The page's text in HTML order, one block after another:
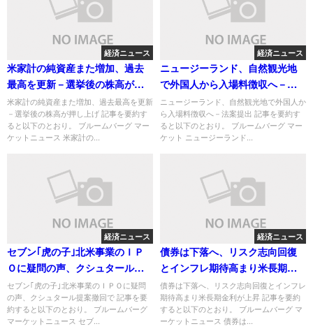
経済ニュース
米家計の純資産また増加、過去
最高を更新－選挙後の株高が押
し上げ
米家計の純資産また増加、過去最高を更新
－選挙後の株高が押し上げ 記事を要約す
ると以下のとおり。 ブルームバーグ マー
ケットニュース 米家計の...
経済ニュース
ニュージーランド、自然観光地
で外国人から入場料徴収へ－法
案提出
ニュージーランド、自然観光地で外国人か
ら入場料徴収へ－法案提出 記事を要約す
ると以下のとおり。 ブルームバーグ マー
ケット ニュージーランド...
経済ニュース
セブン｢虎の子｣北米事業のＩＰ
Ｏに疑問の声、クシュタール提
案撤回で
セブン｢虎の子｣北米事業のＩＰＯに疑問
の声、クシュタール提案撤回で 記事を要
約すると以下のとおり。 ブルームバーグ
マーケットニュース セブ...
経済ニュース
債券は下落へ、リスク志向回復
とインフレ期待高まり米長期金
利が上昇
債券は下落へ、リスク志向回復とインフレ
期待高まり米長期金利が上昇 記事を要約
すると以下のとおり。 ブルームバーグ マ
ーケットニュース 債券は...